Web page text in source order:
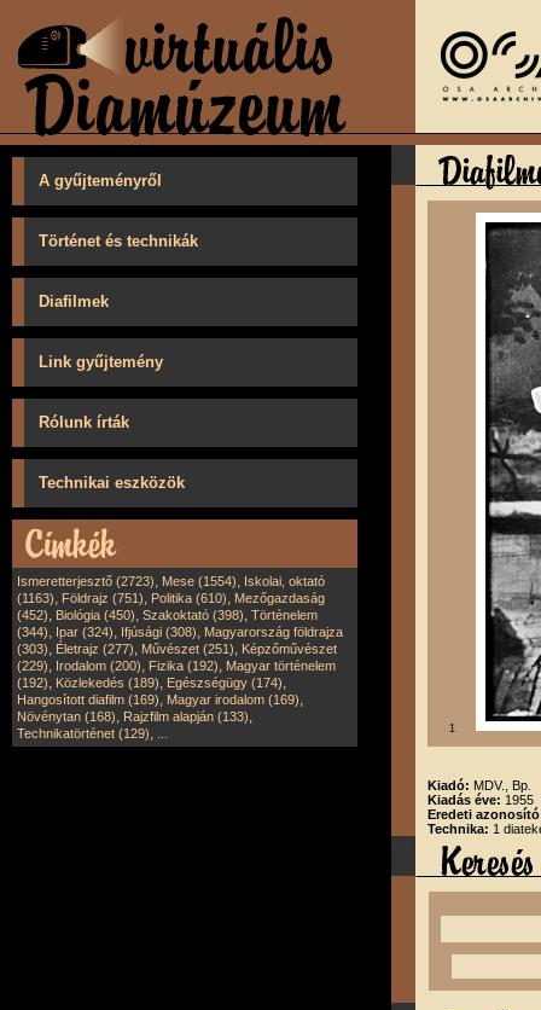
A gyűjteményről
Történet és technikák
Diafilmek
Link gyűjtemény
Rólunk írták
Technikai eszközök
Ismeretterjesztő (2723), Mese (1554), Iskolai, oktató
(1163), Földrajz (751), Politika (610), Mezőgazdaság
(452), Biológia (450), Szakoktató (398), Történelem
(344), Ipar (324), Ifjúsági (308), Magyarország földrajza
(303), Életrajz (277), Művészet (251), Képzőművészet
(229), Irodalom (200), Fizika (192), Magyar történelem
(192), Közlekedés (189), Egészségügy (174),
Hangosított diafilm (169), Magyar irodalom (169),
Növénytan (168), Rajzfilm alapján (133),
Technikatörténet (129), 1
Kiadó: MDV., Bp.
Kiadás éve: 1955
Eredeti
Technika: 1